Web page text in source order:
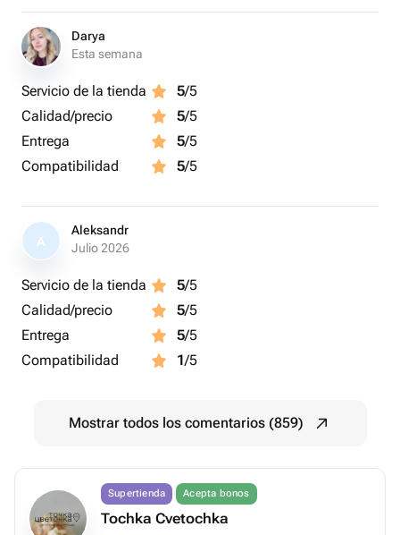
Darya
Esta semana
Servicio de la tienda 5/5
Calidad/precio
5/5
Entrega
5/5
Compatibilidad
5/5
A
Aleksandr
Julio 2026
Servicio de la tienda 5/5
Calidad/precio
5/5
Entrega
5/5
Compatibilidad
1/5
Mostrar todos los comentarios (859)
Supertienda Acepta bonos
Tochka Cvetochka